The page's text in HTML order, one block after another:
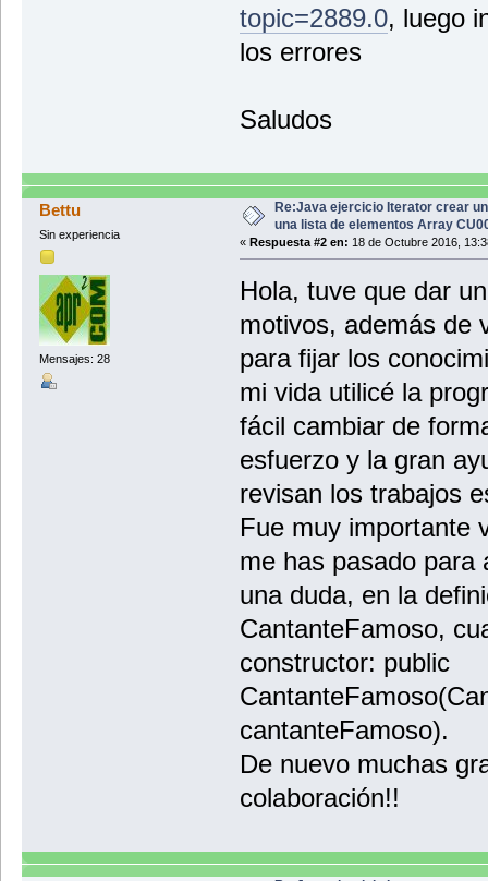
topic=2889.0, luego
los errores
Saludos
Bettu
Sin experiencia
Mensajes: 28
Re:Java ejercicio Iterator crear
una lista de elementos Array
« Respuesta #2 en: 18 de Octubre 2016,
Hola, tuve que dar
motivos, además de
para fijar los
mi vida utilicé la
fácil cambiar de
esfuerzo y la gran
revisan los trabajos
Fue muy importante
me has pasado
una duda, en la
CantanteFamoso,
constructor: public
cantanteFamoso).
De nuevo muchas
colaboración!!